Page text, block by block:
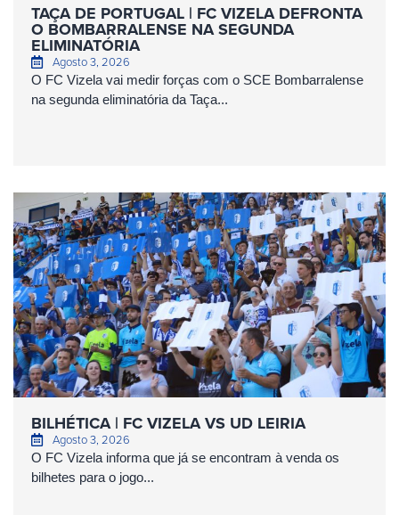
TAÇA DE PORTUGAL | FC VIZELA DEFRONTA
O BOMBARRALENSE NA SEGUNDA
ELIMINATÓRIA
Agosto 3, 2026
O FC Vizela vai medir forças com o SCE Bombarralense
na segunda eliminatória da Taça...
BILHÉTICA | FC VIZELA VS UD LEIRIA
Agosto 3, 2026
O FC Vizela informa que já se encontram à venda os
bilhetes para o jogo...